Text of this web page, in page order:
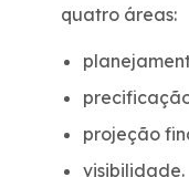
quatro áreas:
projeção
visibilidade.